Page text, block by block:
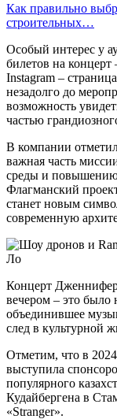
Как правильно
строительных…
Особый интерес у
билетов на
Instagram –
незадолго до
возможность
частью
В компании
важная часть
среды и повышению
Флагманский
станет новым
современную
Концерт
вечером – это было
объединившее
след в культурной
Отметим, что в
выступила
популярного
Кудайбергена в
«Stranger».